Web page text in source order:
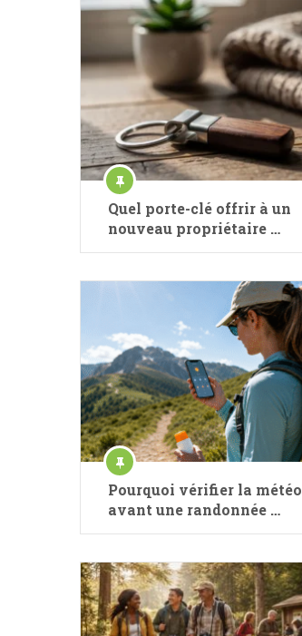
Quel porte-clé offrir à un
nouveau propriétaire …
Pourquoi vérifier la météo
avant une randonnée …